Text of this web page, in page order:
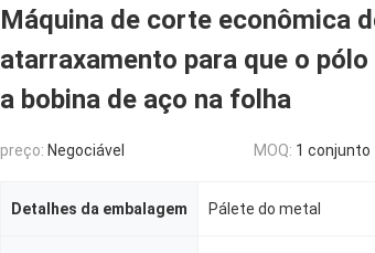
Máquina de corte econômica
atarraxamento para que o
a bobina de aço na folha
preço: Negociável MOQ: 1 conjunto
Detalhes da embalagem Pálete do metal